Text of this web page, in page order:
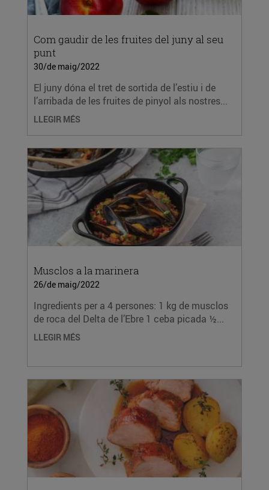
Com gaudir de les fruites del juny al seu
punt
30/de maig/2022
El juny dóna el tret de sortida de l’estiu i de
l’arribada de les fruites de pinyol als nostres...
LLEGIR MÉS
Musclos a la marinera
26/de maig/2022
Ingredients per a 4 persones: 1 kg de musclos
de roca del Delta de l’Ebre 1 ceba picada ½...
LLEGIR MÉS